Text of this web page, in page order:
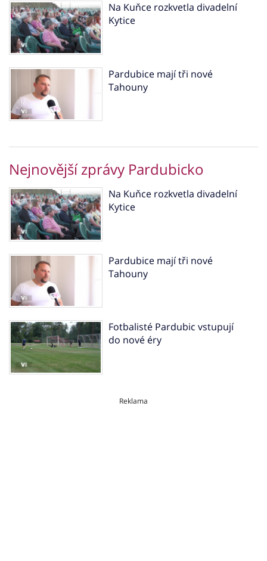
Na Kuňce rozkvetla divadelní
Kytice
Pardubice mají tři nové
Tahouny
Nejnovější zprávy Pardubicko
Na Kuňce rozkvetla divadelní
Kytice
Pardubice mají tři nové
Tahouny
Fotbalisté Pardubic vstupují
do nové éry
Reklama